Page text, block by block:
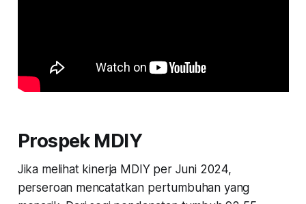
Prospek MDIY
Jika melihat kinerja MDIY per Juni 2024,
perseroan mencatatkan pertumbuhan yang